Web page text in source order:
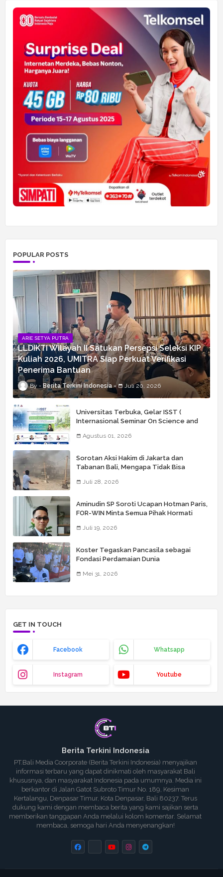
POPULAR POSTS
ARIE SETYA PUTRA
LLDIKTI Wilayah II Satukan Persepsi Seleksi KIP
Kuliah 2026, UMITRA Siap Perkuat Verifikasi
Penerima Bantuan
Berita Terkini Indonesia Juli 20, 2026
Universitas Terbuka, Gelar ISST (
Internasional Seminar On Science and
Agustus 01, 2026
Sorotan Aksi Hakim di Jakarta dan
Tabanan Bali, Mengapa Tidak Bisa
Juli 28, 2026
Aminudin SP Soroti Ucapan Hotman Paris,
FOR-WIN Minta Semua Pihak Hormati
Juli 19, 2026
Koster Tegaskan Pancasila sebagai
Fondasi Perdamaian Dunia
Mei 31, 2026
GET IN TOUCH
Facebook Whatsapp
Instagram Youtube
Berita Terkini Indonesia
PT.Bali Media Coorporate (Berita Terkini Indonesia) menyajikan
informasi terbaru yang dapat dinikmati oleh masyarakat Bali
khususnya, dan masyarakat Indonesia pada umumnya. Media ini
berkantor di Jalan Gatot Subroto Timur No. 189, Kesiman
Kertalangu, Denpasar Timur, Kota Denpasar, Bali 80237. Terus
dukung kami dengan membaca berita yang kami sajikan serta
memberikan tanggapan Anda melalui kolom komentar. Selamat
membaca, semoga hari Anda menyenangkan!